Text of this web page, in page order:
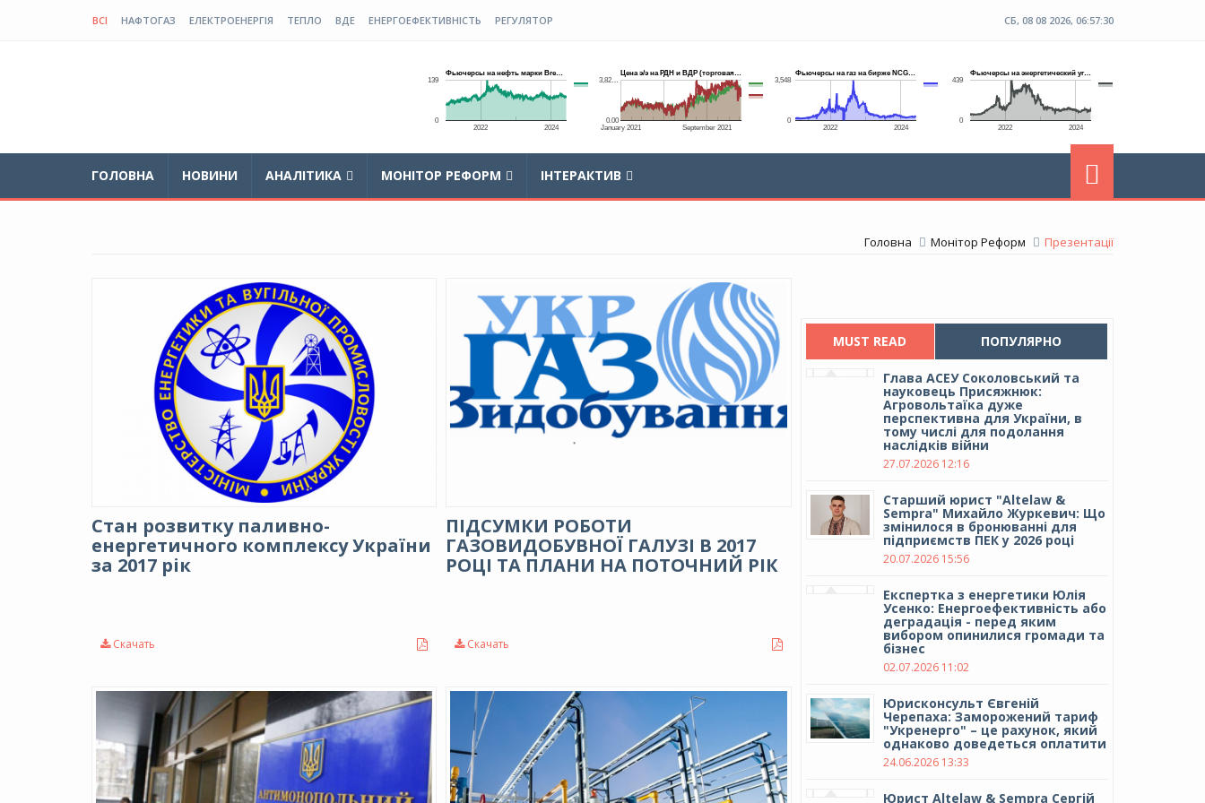
ВСІ НАФТОГАЗ ЕЛЕКТРОЕНЕРГІЯ ТЕПЛО ВДЕ ЕНЕРГОЕФЕКТИВНІСТЬ РЕГУЛЯТОР СБ, 08 08 2026, 06:57:31
ГОЛОВНА НОВИНИ АНАЛІТИКА МОНІТОР РЕФОРМ ІНТЕРАКТИВ
Головна Монітор Реформ Презентації
Стан розвитку паливно-
енергетичного комплексу України
за 2017 рік
Скачать
ПІДСУМКИ РОБОТИ
ГАЗОВИДОБУВНОЇ ГАЛУЗІ В 2017
РОЦІ ТА ПЛАНИ НА ПОТОЧНИЙ РІК
Скачать
MUST READ ПОПУЛЯРНО
Глава АСЕУ Соколовський та
науковець Присяжнюк:
Агровольтаїка дуже
перспективна для України, в
тому числі для подолання
наслідків війни
27.07.2026 12:16
Cтарший юрист "Altelaw &
Sempra" Михайло Журкевич: Що
змінилося в бронюванні для
підприємств ПЕК у 2026 році
20.07.2026 15:56
Експертка з енергетики Юлія
Усенко: Енергоефективність або
деградація - перед яким
вибором опинилися громади та
бізнес
02.07.2026 11:02
Юрисконсульт Євгеній
Черепаха: Заморожений тариф
"Укренерго" – це рахунок, який
однаково доведеться оплатити
24.06.2026 13:33
Юрист Altelaw & Sempra Сергій